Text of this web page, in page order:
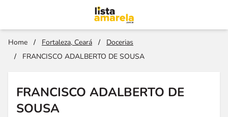
Home / Fortaleza, Ceará /
Docerias
/
FRANCISCO ADALBERTO DE SOUSA
FRANCISCO ADALBERTO DE
SOUSA